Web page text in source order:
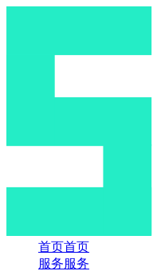
首页首页
服务服务